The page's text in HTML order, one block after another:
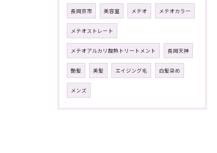
長岡京市 美容室 メテオ メテオカラー
メテオストレート
メテオアルカリ酸熱トリートメント 長岡天神
艶髪 美髪 エイジング毛 白髪染め
メンズ